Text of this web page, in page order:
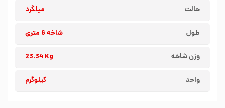
حالت میلگرد
طول شاخه 6 متری
وزن شاخه 23.34 Kg
واحد کیلوگرم